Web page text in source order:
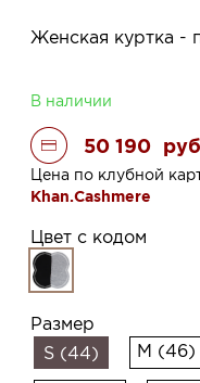
Женская куртка -
В наличии
50 190 руб
Цена по клубной
Khan.Cashmere
Цвет с кодом
Размер
S (44)
M (46)